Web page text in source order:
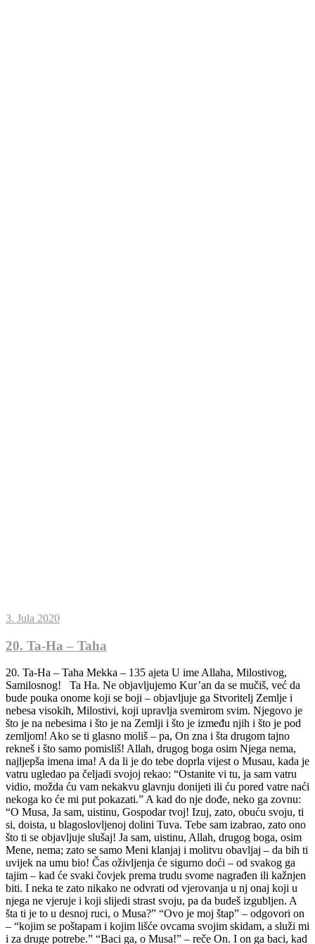
3. Jula 2020
20. Ta-Ha – Taha
20. Ta-Ha – Taha Mekka – 135 ajeta U ime Allaha, Milostivog, Samilosnog! Ta Ha. Ne objavljujemo Kur’an da se mučiš, već da bude pouka onome koji se boji – objavljuje ga Stvoritelj Zemlje i nebesa visokih, Milostivi, koji upravlja svemirom svim. Njegovo je što je na nebesima i što je na Zemlji i što je između njih i što je pod zemljom! Ako se ti glasno moliš – pa, On zna i šta drugom tajno rekneš i što samo pomisliš! Allah, drugog boga osim Njega nema, najljepša imena ima! A da li je do tebe doprla vijest o Musau, kada je vatru ugledao pa čeljadi svojoj rekao: “Ostanite vi tu, ja sam vatru vidio, možda ću vam nekakvu glavnju donijeti ili ću pored vatre naći nekoga ko će mi put pokazati.” A kad do nje dođe, neko ga zovnu: “O Musa, Ja sam, uistinu, Gospodar tvoj! Izuj, zato, obuću svoju, ti si, doista, u blagoslovljenoj dolini Tuva. Tebe sam izabrao, zato ono što ti se objavljuje slušaj! Ja sam, uistinu, Allah, drugog boga, osim Mene, nema; zato se samo Meni klanjaj i molitvu obavljaj – da bih ti uvijek na umu bio! Čas oživljenja će sigurno doći – od svakog ga tajim – kad će svaki čovjek prema trudu svome nagrađen ili kažnjen biti. I neka te zato nikako ne odvrati od vjerovanja u nj onaj koji u njega ne vjeruje i koji slijedi strast svoju, pa da budeš izgubljen. A šta ti je to u desnoj ruci, o Musa?” “Ovo je moj štap” – odgovori on – “kojim se poštapam i kojim lišće ovcama svojim skidam, a služi mi i za druge potrebe.” “Baci ga, o Musa!” – reče On. I on ga baci, kad on – zmija koja mili. “Uzmi je i ne boj se”- reče On – “Mi ćemo je vratiti u ono što je bila prije. I uvuci ruku pod pazuho svoje, ruka će se pojaviti bijela, ali ne bolesna; i eto – znamenje drugo, da ti pokažemo neka od Naših velikih čuda. Idi faraonu jer je u zlu svaku mjeru prevršio!” “Gospodaru moj,” – reče Musa – “učini prostranim prsa moja* i olakšaj zadatak moj; odriješi uzao sa jezika moga da bi razumjeli govor moj i podaj mi za pomoćnika iz porodice moje Haruna, brata mog; osnaži me njime i učini drugom u zadatku mome, da bismo Te mnogo hvalili i da bismo Te mnogo spominjali, Ti, uistinu, znaš za nas.” “Udovoljeno je molbi tvojoj, o Musa!” – reče On – “a ukazali smo ti milost Svoju još jednom, kada smo majku tvoju nadahnuli* onim što se samo nadahnućem stječe: ’Metni ga u sanduk i u rijeku baci, rijeka će ga na obalu izbaciti, pa će ga i Moj i njegov neprijatelj prihvatiti.’ I Ja sam učinio da te svako voli i da rasteš pod okom mojim. Kada je sestra tvoja otišla i rekla: ’Hoćete li da vam pokažem onu koja će se o njemu brinuti?’ – Mi smo te majci tvojoj povratili da se raduje i da više ne tuguje. A ti si ubio jednog čovjeka, pa smo te Mi brige oslobodili i iz raznih nevolja te spasili. I ti si ostao godinama među stanovnicima Medjena, zatim si, o Musa, u pravo vrijeme došao i Ja sam te za Sebe izabrao. Idite ti i brat tvoj, sa dokazima Mojim, i neka sam vam Ja uvijek na pameti, idite faraonu, on se, doista, osilio, pa mu blagim riječima govorite, ne bi li razmislio ili se pobojao!” “Gospodaru naš,” – rekoše oni – “bojimo se da nas odmah na muke ne stavi ili da svaku mjeru zla ne prekorači.” “Ne bojte se!” – reče On – “Ja sam s vama, Ja sve čujem i vidim. Idite k njemu i recite: ’Mi smo poslanici Gospodara tvoga, pusti sinove Israilove da idu s nama i nemoj ih mučiti! Donijeli smo ti dokaz od Gospodara tvoga, a nek živi u miru onaj koji Pravi put slijedi! Nama se objavljuje da će, sigurno, stići kazna onoga koji ne povjeruje i glavu okrene.’” “Pa ko je Gospodar vaš, o Musa?” – upita faraon. “Gospodar naš je onaj koji je svemu onom što je stvorio dao ono što mu je potrebno, zatim ga, kako da se time koristi nadahnuo.” “A šta je sa narodima davnašnjim?” – upita on. “O njima zna sve Gospodar moj, u Knjizi je, Gospodaru mome ništa nije skriveno i On ništa ne zaboravlja. On je za vas Zemlju posteljom učinio i po njoj vam prolaze utro, i On spušta s neba kišu!” – Samo Mi dajemo da uz njenu pomoć u parovima niče bilje raznovrsno. Jedite i napasajte stoku svoju! To su dokazi za one koji pameti imaju. Od zemlje vas stvaramo i u nju vas vraćamo i iz nje ćemo vas po drugi put izvesti. I Mi smo faraonu sve dokaze Naše pokazali, ali je on ipak porekao i da povjeruje odbio. “Zar si došao da nas pomoću vradžbine svoje iz zemlje naše izvedeš, o Musa?” – upitao je. “I mi ćemo tebi vradžbinu sličnu ovoj doista pripremiti! Zakaži nam ročište koga ćemo se i mi i ti pridržavati, onako kako odgovara i nama i tebi!” “Neka ročište bude za praznik” – reče Musa – “i nek se narod izjutra sakupi.” I faraon ode, sakupi čarobnjake svoje i poslije dođe. “Teško vama!” – reče im Musa. “Ne iznosite laži o Allahu, pa da vas On kaznom uništi; a, sigurno, neće uspjeti onaj koji laži iznosi!” I oni se, tiho šapćući, stadoše o svome poslu između sebe raspravljati. “Ova dvojica su čarobnjaci” – rekoše jedni drugima – “hoće vas vradžbinama svojim iz zemlje vaše izvesti i uništiti vjeru vašu prelijepu; zato lukavstvo svoje pametno pripremite, a onda u red stanite. Ko danas pobijedi, sigurno će postići šta želi!” “O Musa,” – rekoše oni – “hoćeš li ti ili ćemo najprije mi baciti?” “Bacite vi!” – reče on – i odjednom mu se pričini da konopi njihovi i štapovi njihovi, zbog vradžbine njihove, kreću, i Musa u sebi osjeti zebnju. “Ne boj se!” – rekosmo Mi – “ti ćeš, doista, pobijediti! Samo baci to što ti je u desnoj ruci, progutaće ono što su oni napravili, jer je ono što su oni napravili samo varka čarobnjaka, a čarobnjak neće, ma gdje došao, uspjeti.” I čarobnjaci se baciše licem na tle govoreći: “Mi vjerujemo u Musaova i Harunova Gospodara!” “Vi ste mu povjerovali” – viknu faraon – “prije nego što sam vam ja dopustio! On je učitelj vaš, on vas je vradžbini naučio i ja ću vam, zacijelo, unakrst ruke i noge vaše odsjeći i po stablima palmi vas razapeti i sigurno ćete saznati ko je od nas u mučenju strašniji i istrajniji.” “Mi nećemo tebe staviti iznad jasnih dokaza koji su nam došli, tako nam Onoga koji nas je stvorio!” – odgovoriše oni – “pa čini što hoćeš; to možeš učiniti samo u životu na ovome svijetu! Mi vjerujemo u Gospodara našeg da bi nam grijehe naše oprostio i vradžbine na koje si nas ti primorao. A Allah bolje nagrađuje i kažnjava trajnije.” Onoga koji pred Gospodara svoga kao nevjernik iziđe čeka Džehennem, u njemu neće ni umrijeti ni živjeti; a one koji pred Njega iziđu kao vjernici, a koji su dobra djela činili – njih sve čekaju visoki stepeni, edenski vrtovi kroz koje će rijeke teći, u njima će oni vječno ostati, i to će biti nagrada za one koji se budu od grijeha očistili. I Mi objavismo Musau: “Noću izvedi robove Moje i s njima suhim putem kroz more prođi, ne strahujući da će te oni stići i da ćeš se utopiti.” A faraon je za njima s vojskama svojim krenuo, ali su ih talasi mora prekrili; faraon je narod svoj u zabludu doveo, a nije na Pravi put izveo. O sinovi Israilovi, Mi smo vas od neprijatelja vašeg izbavili, i na desnu stranu Tura vas doveli, i manu i prepelice vam slali. “Jedite ukusna jela kojima vas opskrbljujemo i ne budite u tome obijesni da vas ne bi snašla srdžba Moja; a koga snađe srdžba Moja – nastradao je! Ja ću sigurno oprostiti onome koji se pokaje i uzvjeruje i dobra djela čini, i koji zatim na Pravome putu istraje.” “A zašto si prije naroda svoga požurio, o Musa”* “Evo ide za mnom” – odgovori on – “a požurio sam k Tebi, Gospodaru moj, da budeš zadovoljan.” “Mi smo narod tvoj poslije tvog odlaska u iskušenje doveli” – reče On – “njega je zaveo Samirija.” I Musa se narodu svome vrati srdit i žalostan. “O narode moj,” – reče – “zar vam Gospodar vaš nije dao lijepo obećanje? Zar vam se vrijeme oduljilo, ili hoćete da vas stigne srdžba Gospodara vašeg, pa se zato niste držali obećanja koje ste mi dali!” “Nismo prekršili dato ti obećanje od svoje volje” – odgovoriše. “Bili smo natovareni teretima, nakitom narodnim, pa smo to bacili.” A to isto uradio je i Samirija,* pa im izlio tele koje je davalo glas kao da muče,* i oni su onda rekli: “Ovo je vaš bog i Musaov bog, on ga je zaboravio!” Zar oni nisu vidjeli da im ono ni riječi ne odgovara i da od njih ne može nikakvu nevolju otkloniti niti im ikakvu korist pribaviti? A njima je Harun još prije govorio: “O narode moj, vi ste njime samo u iskušenje dovedeni; Gospodar vaš je Milostivi, zato slijedite mene i slušajte naređenje moje!” “Mi ćemo mu se klanjati sve dok nam se ne vrati Musa” – odgovorili su oni. “O Harune,” – povika Musa – “šta te je spriječilo, kad si ih vidio da su zalutali, da za mnom nisi pošao? Zašto nisi naređenje moje poslušao?” “O sine majke moje,” – reče Harun – “ne hvataj me za bradu i za kosu moju! Ja sam se plašio da ti ne rekneš: ’Razdor si među sinovima Israilovim posijao i nisi postupio onako kako sam ti rekao.’” “A šta si to ti htio, o Samirija?” – upita Musa. “Ja sam vidio ono što oni nisu vidjeli” – odgovori on – “pa sam šaku zemlje ispod izaslanikove stope uzeo i to bacio, i eto tako je u mojoj duši ponikla zla misao.” “E onda se gubi!” – reče Musa – “čitavog svog života ćeš govoriti: ’Neka me niko ne dotiče!’, a čeka te još i određeni čas koji te neće mimoići. Pogledaj samo ovog tvog ’boga’ kojem si se klanjao; mi ćemo ga, sigurno, spaliti i po moru mu prah rasuti. Vaš bog je – Allah, drugog boga, osim Njega, nema! On sve zna!” I tako, eto, kazujemo ti neke vijesti o onima koji su bili i nestali, i objavljujemo ti od Sebe Kur’an. Ko za njega ne bude mario, na Sudnjem danu će doista teško breme ponijeti, vječno će u muci ostati, a jeziv tovar će im na Sudnjem danu biti, na Dan kada će se u rog puhnuti. Toga dana ćemo nevjernike modre sakupiti i jedan drugom će tiho govoriti: “Niste ostali više od deset dana.” Mi dobro znamo o čemu će oni govoriti kad najrazboritiji između njih rekne; “Ostali ste samo dan jedan!” A pitaju te o planinama, pa ti reci: “Gospodar moj će ih u prah pretvoriti i razasuti, a mjesta na kojima su bile ravnom ledinom ostaviti, ni udubina ni uzvisina na Zemlji nećeš vidjeti.” Toga dana će se oni glasniku odazvati, moraće ga slijediti i pred Milostivim glas